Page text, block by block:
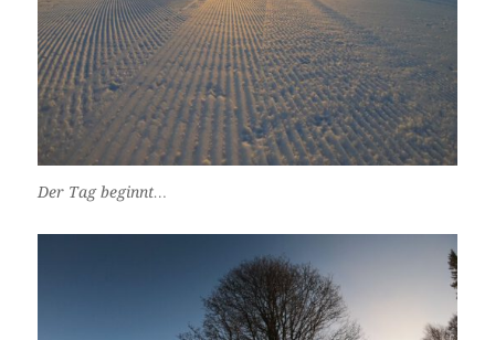
Der Tag beginnt…